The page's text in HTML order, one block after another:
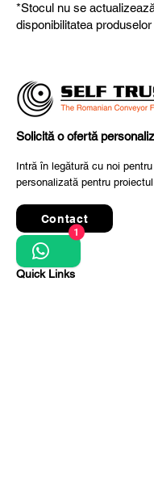
fiabilitate și
*Stocul nu se
disponibilitatea
Solicită o ofertă
Intră în legătură cu noi
personalizată pentru
Contact
Quick Links
1